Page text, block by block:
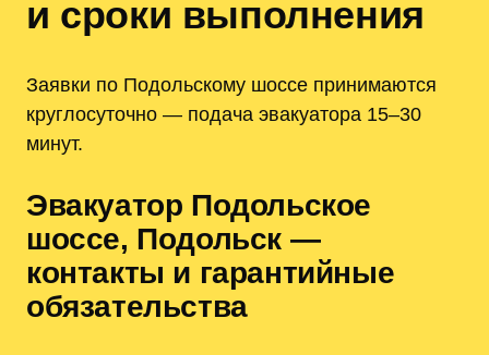
и сроки выполнения
Заявки по Подольскому шоссе принимаются
круглосуточно — подача эвакуатора 15–30
минут.
Эвакуатор Подольское
шоссе, Подольск —
контакты и гарантийные
обязательства